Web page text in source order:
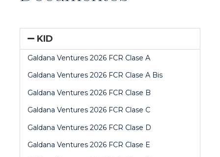
KID
Galdana Ventures 2026 FCR Clase A
Galdana Ventures 2026 FCR Clase A Bis
Galdana Ventures 2026 FCR Clase B
Galdana Ventures 2026 FCR Clase C
Galdana Ventures 2026 FCR Clase D
Galdana Ventures 2026 FCR Clase E